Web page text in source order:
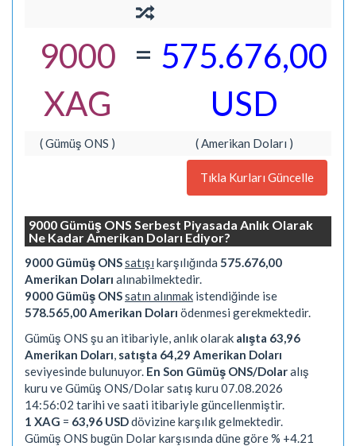
9000
XAG
= 575.676,00
USD
( Gümüş ONS ) ( Amerikan Doları )
Tıkla Kurları Güncelle
9000 Gümüş ONS Serbest Piyasada Anlık Olarak
Ne Kadar Amerikan Doları Ediyor?
9000 Gümüş ONSsatışı karşılığında 575.676,00
Amerikan Doları alınabilmektedir.
9000 Gümüş ONSsatın alınmak istendiğinde ise
578.565,00 Amerikan Doları ödenmesi gerekmektedir.
Gümüş ONS şu an itibariyle, anlık olarak alışta 63,96
Amerikan Doları satışta 64,29 Amerikan Doları
seviyesinde bulunuyor. En Son Gümüş ONS/Dolaralış
kuru ve Gümüş ONS/Dolar satış kuru 07.08.2026
14:56:02 tarihi ve saati itibariyle güncellenmiştir.
1 XAG = 63,96 USDdövizine karşılık gelmektedir.
Gümüş ONS bugün Dolar karşısında düne göre % +4.21